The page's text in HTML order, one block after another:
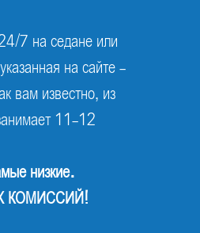
7 на седане или
на сайте -
вам известно, из
11-12
низкие.
КОМИССИЙ!